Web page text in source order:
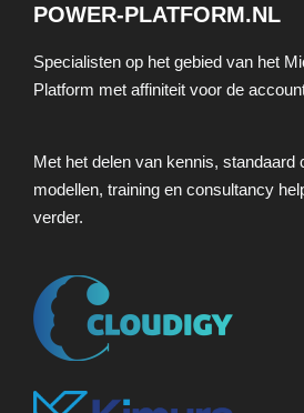
POWER-PLATFORM.NL
Specialisten op het gebied van het
Platform met affiniteit voor de
Met het delen van kennis, standaard
modellen, training en consultancy
verder.